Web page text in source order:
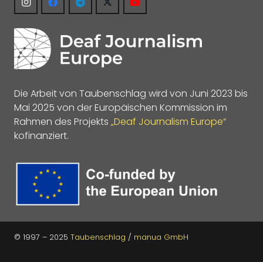
Die Arbeit von Taubenschlag wird von Juni 2023 bis
Mai 2025 von der Europäischen Kommission im
Rahmen des Projekts „Deaf Journalism Europe“
kofinanziert.
© 1997 – 2025 Taubenschlag / manua GmbH